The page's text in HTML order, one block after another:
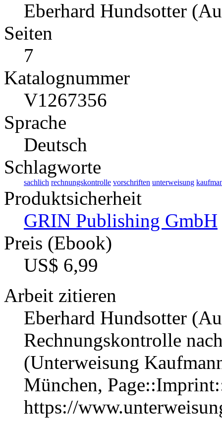
Eberhard Hundsotter
Seiten
7
Katalognummer
V1267356
Sprache
Deutsch
Schlagworte
sachlich rechnungskontrolle vorschriften unterweisung
Produktsicherheit
GRIN Publishing GmbH
Preis (Ebook)
US$ 6,99
Arbeit zitieren
Eberhard Hundsotter
Rechnungskontrolle
(Unterweisung
München,
https://